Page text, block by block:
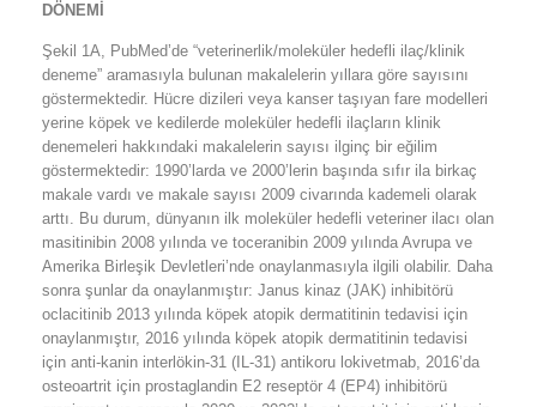
DÖNEMİ
Şekil 1A, PubMed’de “veterinerlik/moleküler hedefli ilaç/klinik
deneme” aramasıyla bulunan makalelerin yıllara göre sayısını
göstermektedir. Hücre dizileri veya kanser taşıyan fare modelleri
yerine köpek ve kedilerde moleküler hedefli ilaçların klinik
denemeleri hakkındaki makalelerin sayısı ilginç bir eğilim
göstermektedir: 1990’larda ve 2000’lerin başında sıfır ila birkaç
makale vardı ve makale sayısı 2009 civarında kademeli olarak
arttı. Bu durum, dünyanın ilk moleküler hedefli veteriner ilacı olan
masitinibin 2008 yılında ve toceranibin 2009 yılında Avrupa ve
Amerika Birleşik Devletleri’nde onaylanmasıyla ilgili olabilir. Daha
sonra şunlar da onaylanmıştır: Janus kinaz (JAK) inhibitörü
oclacitinib 2013 yılında köpek atopik dermatitinin tedavisi için
onaylanmıştır, 2016 yılında köpek atopik dermatitinin tedavisi
için anti-kanin interlökin-31 (IL-31) antikoru lokivetmab, 2016’da
osteoartrit için prostaglandin E2 reseptör 4 (EP4) inhibitörü